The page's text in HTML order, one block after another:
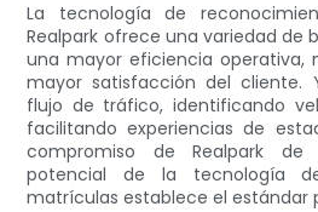
La tecnología de
Realpark ofrece una variedad de
una mayor eficiencia operativa,
mayor satisfacción del cliente.
flujo de tráfico, identificando
facilitando experiencias de
compromiso de Realpark
potencial de la tecnología
matrículas establece el estándar